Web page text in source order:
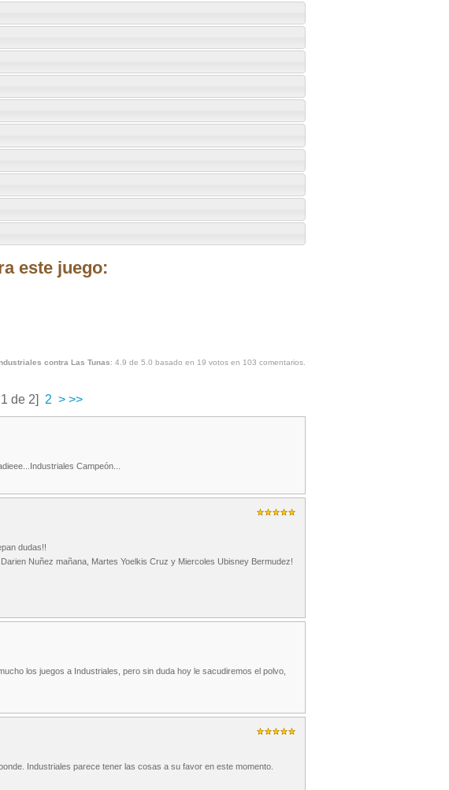
este juego:
contra Las Tunas: 4.9 de 5.0 basado en 19 votos en 103 comentarios.
de 2] 2 >>>
Campeón...
dudas!!
Nuñez mañana, Martes Yoelkis Cruz y Miercoles Ubisney Bermudez!
los juegos a Industriales, pero sin duda hoy le sacudiremos el polvo,
Industriales parece tener las cosas a su favor en este momento.